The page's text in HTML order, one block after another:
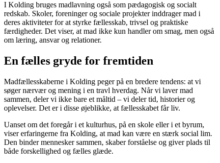
I Kolding bruges madlavning også som pædagogisk og socialt
redskab. Skoler, foreninger og sociale projekter inddrager mad i
deres aktiviteter for at styrke fællesskab, trivsel og praktiske
færdigheder. Det viser, at mad ikke kun handler om smag, men også
om læring, ansvar og relationer.
En fælles gryde for fremtiden
Madfællesskaberne i Kolding peger på en bredere tendens: at vi
søger nærvær og mening i en travl hverdag. Når vi laver mad
sammen, deler vi ikke bare et måltid – vi deler tid, historier og
oplevelser. Det er i disse øjeblikke, at fællesskabet får liv.
Uanset om det foregår i et kulturhus, på en skole eller i et byrum,
viser erfaringerne fra Kolding, at mad kan være en stærk social lim.
Den binder mennesker sammen, skaber forståelse og giver plads til
både forskellighed og fælles glæde.